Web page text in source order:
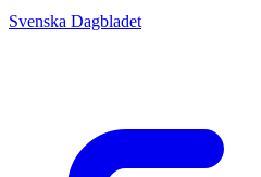
Svenska Dagbladet